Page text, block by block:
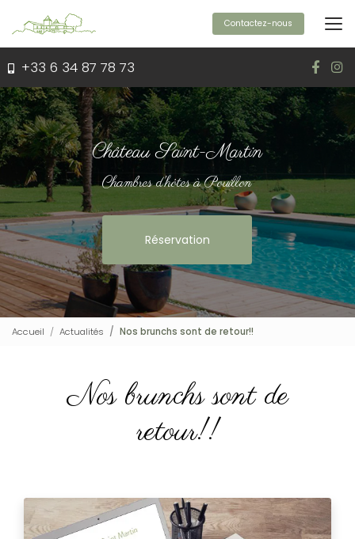
contenu
principal
+33 6 34 87 78 73
Contactez-nous
Château Saint-Martin
Chambres d'hôtes à Pouillon
Réservation
Accueil Actualités Nos brunchs sont de retour!!
Nos brunchs sont de
retour!!